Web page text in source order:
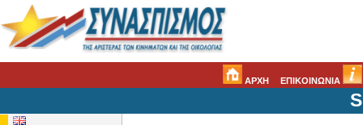
ΑΡΧΗ ΕΠΙΚΟΙΝΩΝΙΑ